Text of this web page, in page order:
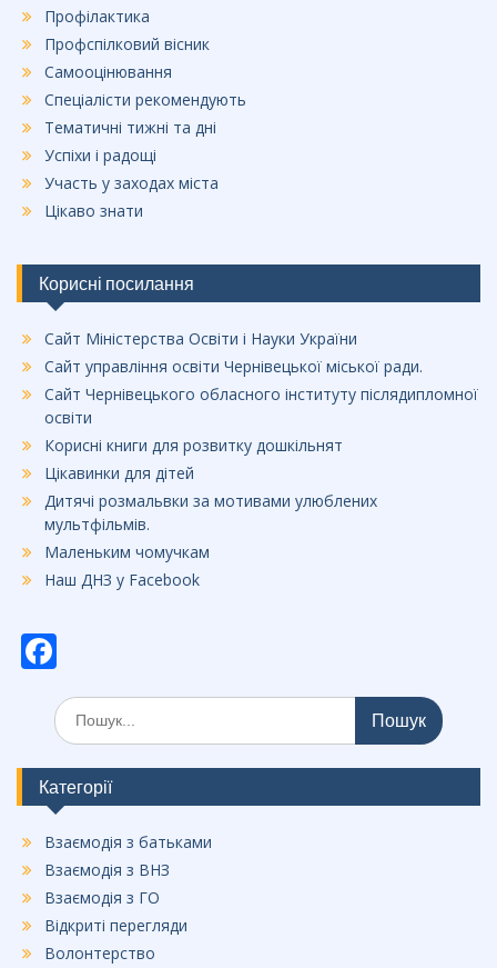
Профілактика
Профспілковий вісник
Самооцінювання
Спеціалісти рекомендують
Тематичні тижні та дні
Успіхи і радощі
Участь у заходах міста
Цікаво знати
Корисні посилання
Сайт Міністерства Освіти і Науки України
Сайт управління освіти Чернівецької міської ради.
Сайт Чернівецького обласного інституту післядипломної
освіти
Корисні книги для розвитку дошкільнят
Цікавинки для дітей
Дитячі розмальвки за мотивами улюблених
мультфільмів.
Маленьким чомучкам
Наш ДНЗ у Facebook
ac
e
b
o
o
k
Шукати:
Категорії
Взаємодія з батьками
Взаємодія з ВНЗ
Взаємодія з ГО
Відкриті перегляди
Волонтерство